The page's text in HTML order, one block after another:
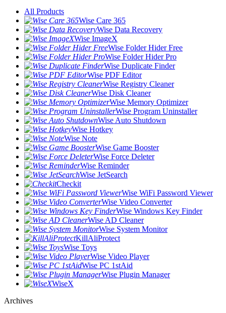
All Products
Wise Care 365
Wise Data Recovery
Wise ImageX
Wise Folder Hider Free
Wise Folder Hider Pro
Wise Duplicate Finder
Wise PDF Editor
Wise Registry Cleaner
Wise Disk Cleaner
Wise Memory Optimizer
Wise Program Uninstaller
Wise Auto Shutdown
Wise Hotkey
Wise Note
Wise Game Booster
Wise Force Deleter
Wise Reminder
Wise JetSearch
Checkit
Wise WiFi Password Viewer
Wise Video Converter
Wise Windows Key Finder
Wise AD Cleaner
Wise System Monitor
KillAliProtect
Wise Toys
Wise Video Player
Wise PC 1stAid
Wise Plugin Manager
WiseX
Archives